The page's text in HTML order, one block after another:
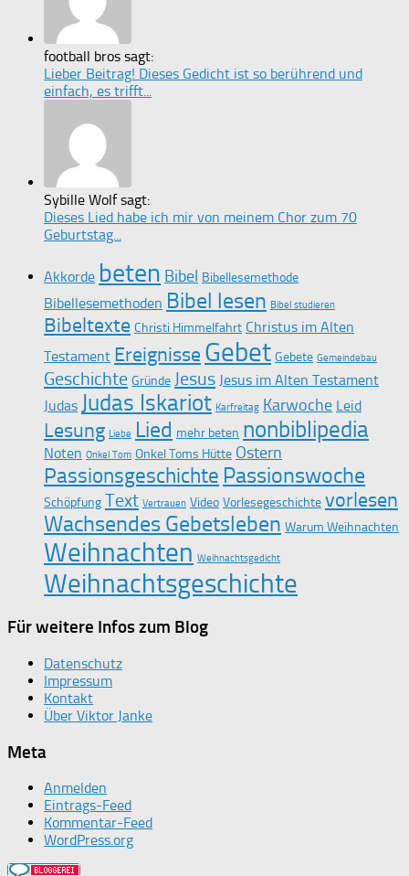
football bros sagt:
Lieber Beitrag! Dieses Gedicht ist so berührend und
einfach, es trifft...
Sybille Wolf sagt:
Dieses Lied habe ich mir von meinem Chor zum 70
Geburtstag...
Akkorde beten Bibel Bibellesemethode
Bibellesemethoden Bibel lesen Bibel studieren
Bibeltexte Christi Himmelfahrt Christus im Alten
Testament Ereignisse Gebet Gebete Gemeindebau
Geschichte Gründe Jesus Jesus im Alten Testament
Judas Judas Iskariot Karfreitag Karwoche Leid
Lesung Liebe Lied mehr beten nonbiblipedia
Noten Onkel Tom Onkel Toms Hütte Ostern
Passionsgeschichte Passionswoche
Schöpfung Text Vertrauen Video Vorlesegeschichte vorlesen
Wachsendes Gebetsleben Warum Weihnachten
Weihnachten Weihnachtsgedicht
Weihnachtsgeschichte
Für weitere Infos zum Blog
Datenschutz
Impressum
Kontakt
Über Viktor Janke
Meta
Anmelden
Eintrags-Feed
Kommentar-Feed
WordPress.org